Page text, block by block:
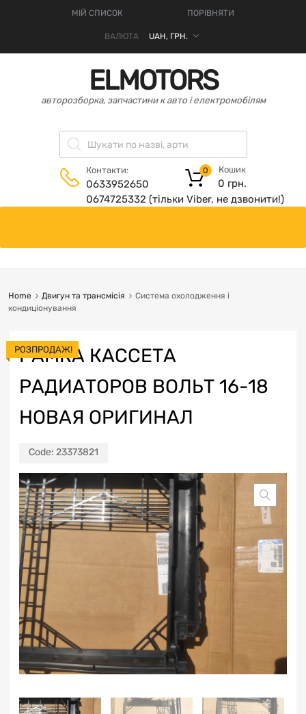
МІЙ СПИСОК ПОРІВНЯТИ
ВАЛЮТА
ELMOTORS
авторозборка, запчастини к авто і електромобілям
Контакти:
0633952650
0674725332 (тільки Viber, не дзвонити!)
Кошик
0 грн.
0
Home Двигун та трансмісія
Система охолодження і
кондиціонування
РАМКА КАССЕТА
РАДИАТОРОВ ВОЛЬТ 16-18
НОВАЯ ОРИГИНАЛ
Code: 23373821
РОЗПРОДАЖ!